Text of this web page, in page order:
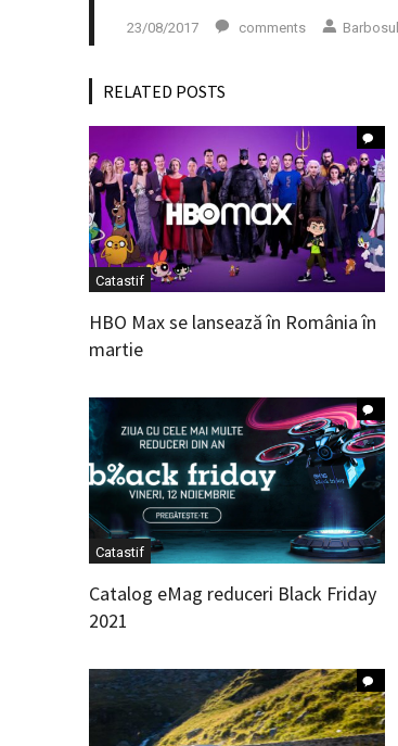
23/08/2017 comments Barbosul
RELATED POSTS
Catastif
HBO Max se lansează în România în
martie
Catastif
Catalog eMag reduceri Black Friday
2021